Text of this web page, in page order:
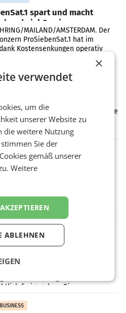
spart und macht
viel Gewinn
MAILAND/AMSTERDAM. Der
ProSiebenSat.1 hat im
Kostensenkungen operativ
für Zirkularität: ARA und
August hinweg rücken die
Austria AG (ARA) und der
Müller die Initiative
Helden“ in allen österreichischen
zwei Filialen in
– Im Rahmen einer
Penny zwei Filialen in Nieder- und
Die beiden Standorte liegen
im rund
für den Wechsel: Jürgen
– Die geplante
freigegeben: Die
und der
×
verwendet
um die
unserer Website zu
die weitere Nutzung
Sie der
gemäß unserer
Weitere
ABLEHNEN